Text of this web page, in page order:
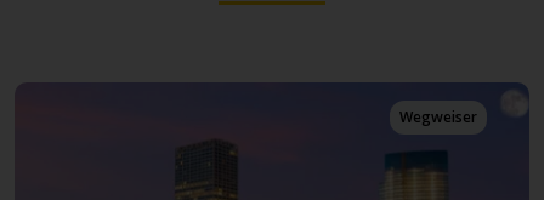
Wegweiser